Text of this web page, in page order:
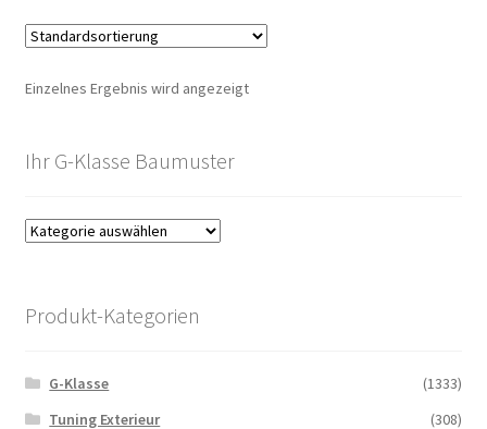
Einzelnes Ergebnis wird angezeigt
Ihr G-Klasse Baumuster
Produkt-Kategorien
G-Klasse
(1333)
Tuning Exterieur
(308)